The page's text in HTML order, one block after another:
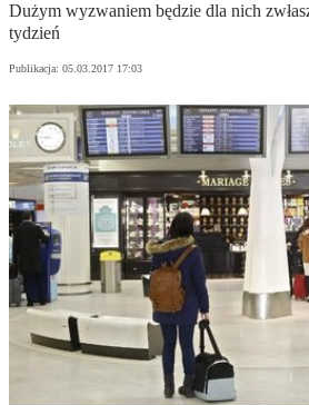
Dużym wyzwaniem będzie dla nich
tydzień
Publikacja: 05.03.2017 17:03